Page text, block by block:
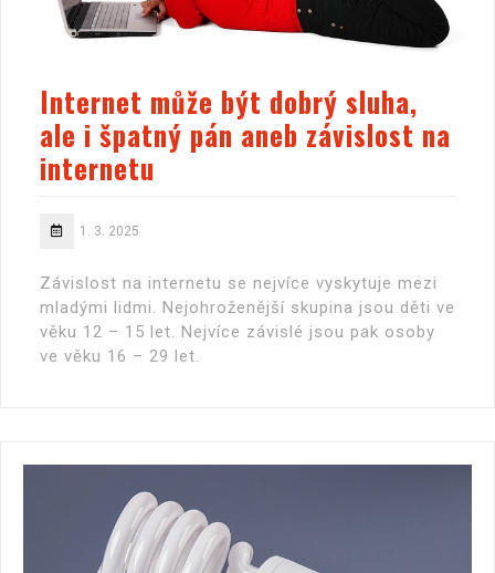
Internet může být dobrý sluha,
ale i špatný pán aneb závislost na
internetu
1. 3. 2025
Závislost na internetu se nejvíce vyskytuje mezi
mladými lidmi. Nejohroženější skupina jsou děti ve
věku 12 – 15 let. Nejvíce závislé jsou pak osoby
ve věku 16 – 29 let.